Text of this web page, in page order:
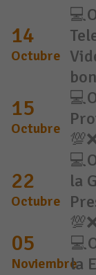
14
Octubre
15
Octubre
22
Octubre
la
05
Noviembrela